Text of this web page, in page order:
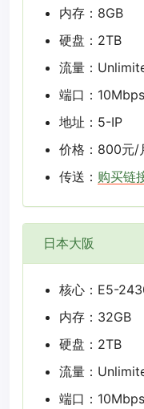
内存：8GB
硬盘：2TB
流量：
端口：10Mbps
地址：5-IP
价格：800元/
传送： 购买链
日本大阪
核心：E5-
内存：32GB
硬盘：2TB
流量：
端口：10Mbps